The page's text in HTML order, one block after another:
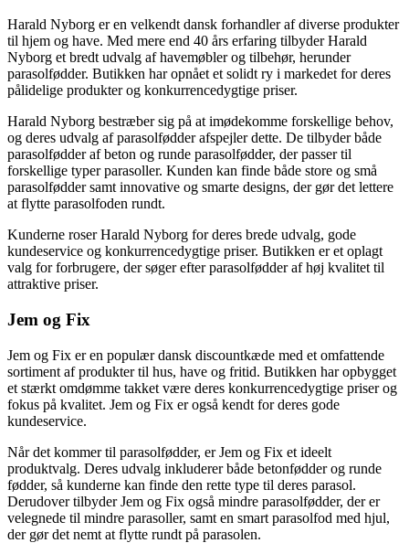
Harald Nyborg er en velkendt dansk forhandler af diverse produkter
til hjem og have. Med mere end 40 års erfaring tilbyder Harald
Nyborg et bredt udvalg af havemøbler og tilbehør, herunder
parasolfødder. Butikken har opnået et solidt ry i markedet for deres
pålidelige produkter og konkurrencedygtige priser.
Harald Nyborg bestræber sig på at imødekomme forskellige behov,
og deres udvalg af parasolfødder afspejler dette. De tilbyder både
parasolfødder af beton og runde parasolfødder, der passer til
forskellige typer parasoller. Kunden kan finde både store og små
parasolfødder samt innovative og smarte designs, der gør det lettere
at flytte parasolfoden rundt.
Kunderne roser Harald Nyborg for deres brede udvalg, gode
kundeservice og konkurrencedygtige priser. Butikken er et oplagt
valg for forbrugere, der søger efter parasolfødder af høj kvalitet til
attraktive priser.
Jem og Fix
Jem og Fix er en populær dansk discountkæde med et omfattende
sortiment af produkter til hus, have og fritid. Butikken har opbygget
et stærkt omdømme takket være deres konkurrencedygtige priser og
fokus på kvalitet. Jem og Fix er også kendt for deres gode
kundeservice.
Når det kommer til parasolfødder, er Jem og Fix et ideelt
produktvalg. Deres udvalg inkluderer både betonfødder og runde
fødder, så kunderne kan finde den rette type til deres parasol.
Derudover tilbyder Jem og Fix også mindre parasolfødder, der er
velegnede til mindre parasoller, samt en smart parasolfod med hjul,
der gør det nemt at flytte rundt på parasolen.